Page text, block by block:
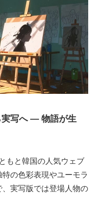
実写へ ― 物語が生
もと韓国の人気ウェブ
の色彩表現やユーモラ
実写版では登場人物の